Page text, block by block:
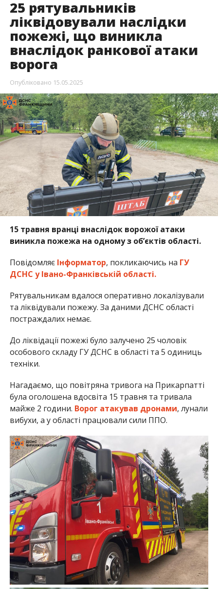
25 рятувальників
ліквідовували наслідки
пожежі, що виникла
внаслідок ранкової атаки
ворога
Опубліковано 15.05.2025
15 травня вранці внаслідок ворожої атаки
виникла пожежа на одному з об’єктів області.
Повідомляє Інформатор, покликаючись на ГУ
ДСНС у Івано-Франківській області.
Рятувальникам вдалося оперативно локалізували
та ліквідували пожежу. За даними ДСНС області
постраждалих немає.
До ліквідації пожежі було залучено 25 чоловік
особового складу ГУ ДСНС в області та 5 одиниць
техніки.
Нагадаємо, що повітряна тривога на Прикарпатті
була оголошена вдосвіта 15 травня та тривала
майже 2 години. Ворог атакував дронами, лунали
вибухи, а у області працювали сили ППО.